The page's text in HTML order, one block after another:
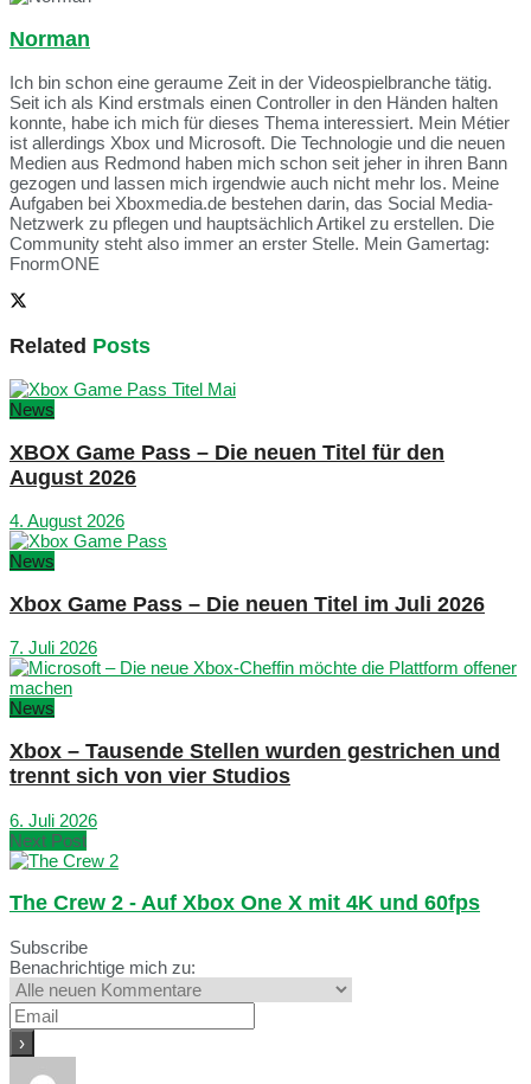
Norman
Ich bin schon eine geraume Zeit in der Videospielbranche tätig.
Seit ich als Kind erstmals einen Controller in den Händen halten
konnte, habe ich mich für dieses Thema interessiert. Mein Métier
ist allerdings Xbox und Microsoft. Die Technologie und die neuen
Medien aus Redmond haben mich schon seit jeher in ihren Bann
gezogen und lassen mich irgendwie auch nicht mehr los. Meine
Aufgaben bei Xboxmedia.de bestehen darin, das Social Media-
Netzwerk zu pflegen und hauptsächlich Artikel zu erstellen. Die
Community steht also immer an erster Stelle. Mein Gamertag:
FnormONE
Related Posts
News
XBOX Game Pass – Die neuen Titel für den
August 2026
4. August 2026
News
Xbox Game Pass – Die neuen Titel im Juli 2026
7. Juli 2026
News
Xbox – Tausende Stellen wurden gestrichen und
trennt sich von vier Studios
6. Juli 2026
Next Post
The Crew 2 - Auf Xbox One X mit 4K und 60fps
Subscribe
Benachrichtige mich zu: